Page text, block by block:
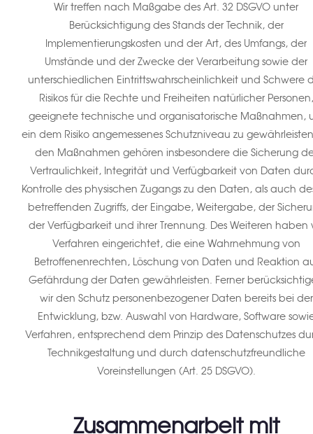
Wir treffen nach Maßgabe des Art. 32 DSGVO unter
Berücksichtigung des Stands der Technik, der
Implementierungskosten und der Art, des Umfangs, der
Umstände und der Zwecke der Verarbeitung sowie der
unterschiedlichen Eintrittswahrscheinlichkeit und Schwere
Risikos für die Rechte und Freiheiten natürlicher Personen,
geeignete technische und organisatorische Maßnahmen,
ein dem Risiko angemessenes Schutzniveau zu
den Maßnahmen gehören insbesondere die Sicherung
Vertraulichkeit, Integrität und Verfügbarkeit von Daten
Kontrolle des physischen Zugangs zu den Daten, als auch
betreffenden Zugriffs, der Eingabe, Weitergabe, der
der Verfügbarkeit und ihrer Trennung. Des Weiteren haben
Verfahren eingerichtet, die eine Wahrnehmung von
Betroffenenrechten, Löschung von Daten und Reaktion
Gefährdung der Daten gewährleisten. Ferner
wir den Schutz personenbezogener Daten bereits bei der
Entwicklung, bzw. Auswahl von Hardware, Software
Verfahren, entsprechend dem Prinzip des Datenschutzes
Technikgestaltung und durch datenschutzfreundliche
Voreinstellungen (Art. 25 DSGVO).
Zusammenarbeit mit